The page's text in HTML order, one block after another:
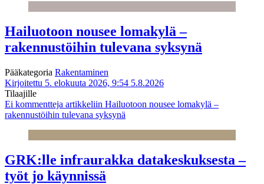
Hailuotoon nousee lomakylä –
rakennustöihin tulevana syksynä
Pääkategoria Rakentaminen
Kirjoitettu 5. elokuuta 2026, 9:54 5.8.2026
Tilaajille
Ei kommentteja artikkeliin Hailuotoon nousee lomakylä –
rakennustöihin tulevana syksynä
GRK:lle infraurakka datakeskuksesta –
työt jo käynnissä